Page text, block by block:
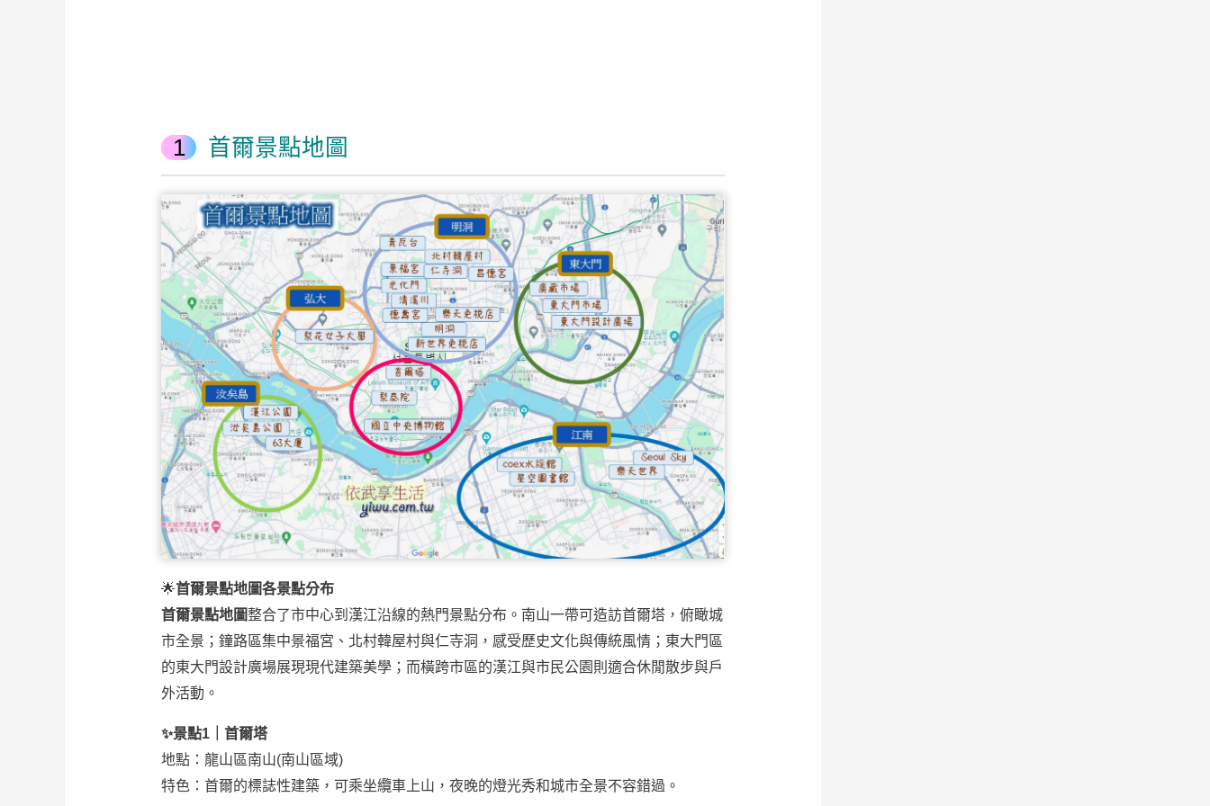
首爾景點地圖
🌟首爾景點地圖各景點分布
首爾景點地圖整合了市中心到漢江沿線的熱門景點分布。南山一帶可造訪首爾塔，俯瞰城
市全景；鐘路區集中景福宮、北村韓屋村與仁寺洞，感受歷史文化與傳統風情；東大門區
的東大門設計廣場展現現代建築美學；而橫跨市區的漢江與市民公園則適合休閒散步與戶
外活動。
✨景點1｜首爾塔
地點：龍山區南山(南山區域)
特色：首爾的標誌性建築，可乘坐纜車上山，夜晚的燈光秀和城市全景不容錯過。